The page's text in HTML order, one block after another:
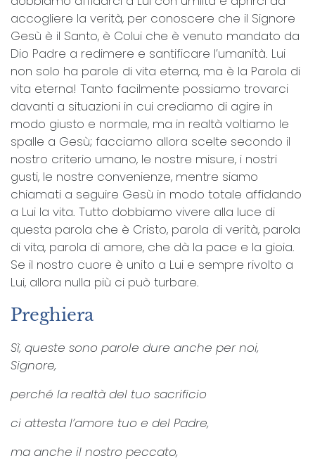
accogliere la verità, per conoscere che il Signore
Gesù è il Santo, è Colui che è venuto mandato da
Dio Padre a redimere e santificare l’umanità. Lui
non solo ha parole di vita eterna, ma è la Parola di
vita eterna! Tanto facilmente possiamo trovarci
davanti a situazioni in cui crediamo di agire in
modo giusto e normale, ma in realtà voltiamo le
spalle a Gesù; facciamo allora scelte secondo il
nostro criterio umano, le nostre misure, i nostri
gusti, le nostre convenienze, mentre siamo
chiamati a seguire Gesù in modo totale affidando
a Lui la vita. Tutto dobbiamo vivere alla luce di
questa parola che è Cristo, parola di verità, parola
di vita, parola di amore, che dà la pace e la gioia.
Se il nostro cuore è unito a Lui e sempre rivolto a
Lui, allora nulla più ci può turbare.
Preghiera
Sì, queste sono parole dure anche per noi,
Signore,
perché la realtà del tuo sacrificio
ci attesta l’amore tuo e del Padre,
ma anche il nostro peccato,